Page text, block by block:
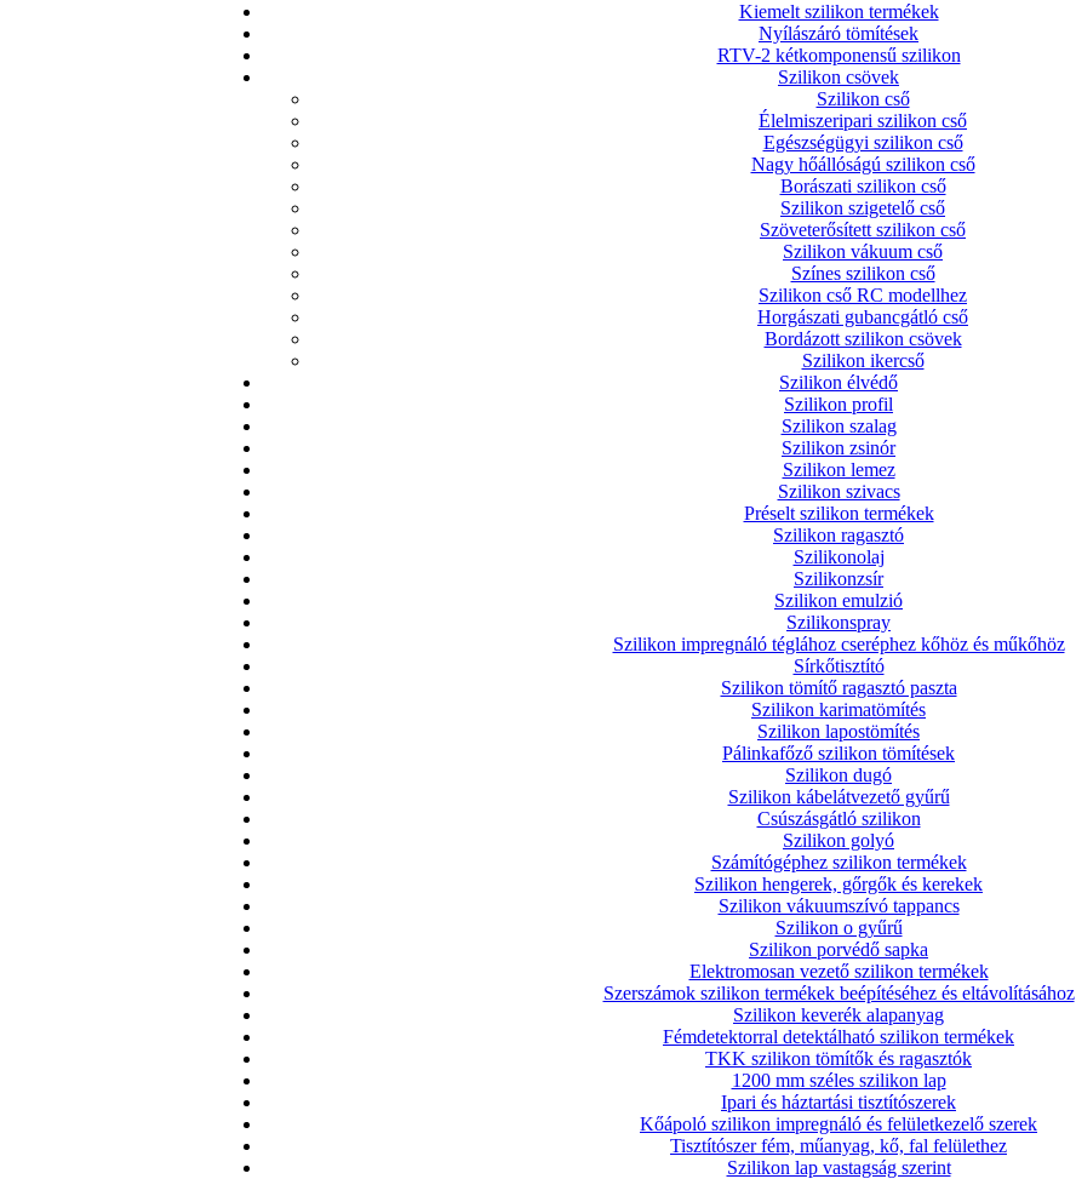
Kiemelt szilikon termékek
Nyílászáró tömítések
RTV-2 kétkomponensű szilikon
Szilikon csövek
Szilikon cső
Élelmiszeripari szilikon cső
Egészségügyi szilikon cső
Nagy hőállóságú szilikon cső
Borászati szilikon cső
Szilikon szigetelő cső
Szöveterősített szilikon cső
Szilikon vákuum cső
Színes szilikon cső
Szilikon cső RC modellhez
Horgászati gubancgátló cső
Bordázott szilikon csövek
Szilikon ikercső
Szilikon élvédő
Szilikon profil
Szilikon szalag
Szilikon zsinór
Szilikon lemez
Szilikon szivacs
Préselt szilikon termékek
Szilikon ragasztó
Szilikonolaj
Szilikonzsír
Szilikon emulzió
Szilikonspray
Szilikon impregnáló téglához cseréphez kőhöz és műkőhöz
Sírkőtisztító
Szilikon tömítő ragasztó paszta
Szilikon karimatömítés
Szilikon lapostömítés
Pálinkafőző szilikon tömítések
Szilikon dugó
Szilikon kábelátvezető gyűrű
Csúszásgátló szilikon
Szilikon golyó
Számítógéphez szilikon termékek
Szilikon hengerek, gőrgők és kerekek
Szilikon vákuumszívó tappancs
Szilikon o gyűrű
Szilikon porvédő sapka
Elektromosan vezető szilikon termékek
Szerszámok szilikon termékek beépítéséhez és eltávolításához
Szilikon keverék alapanyag
Fémdetektorral detektálható szilikon termékek
TKK szilikon tömítők és ragasztók
1200 mm széles szilikon lap
Ipari és háztartási tisztítószerek
Kőápoló szilikon impregnáló és felületkezelő szerek
Tisztítószer fém, műanyag, kő, fal felülethez
Szilikon lap vastagság szerint